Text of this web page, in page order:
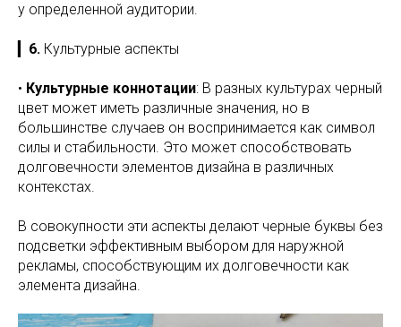
у определенной аудитории.
6. Культурные аспекты
• Культурные коннотации: В разных культурах черный
цвет может иметь различные значения, но в
большинстве случаев он воспринимается как символ
силы и стабильности. Это может способствовать
долговечности элементов дизайна в различных
контекстах.
В совокупности эти аспекты делают черные буквы без
подсветки эффективным выбором для наружной
рекламы, способствующим их долговечности как
элемента дизайна.